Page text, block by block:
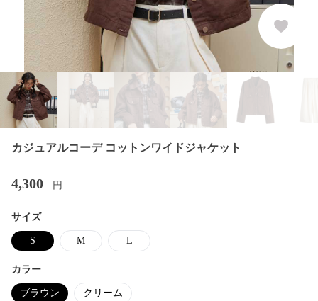
カジュアルコーデ コットンワイドジャケット
4,300 円
サイズ
S M L
カラー
ブラウン クリーム